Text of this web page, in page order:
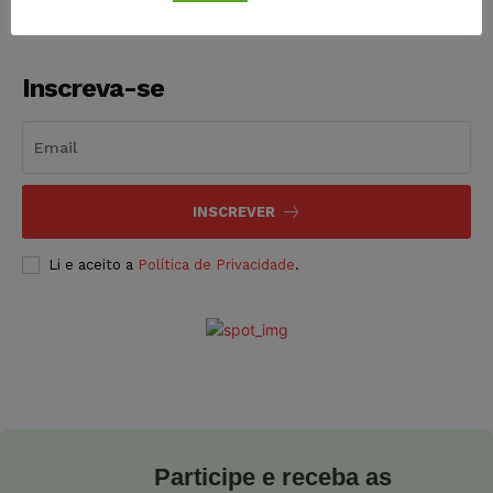
Inscreva-se
INSCREVER
Li e aceito a Política de Privacidade.
Participe e receba as